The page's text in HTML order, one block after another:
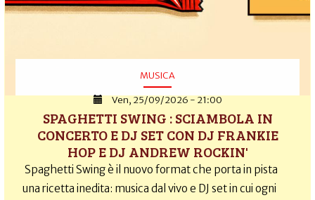
MUSICA
Ven, 25/09/2026 - 21:00
SPAGHETTI SWING : SCIAMBOLA IN
CONCERTO E DJ SET CON DJ FRANKIE
HOP E DJ ANDREW ROCKIN'
Spaghetti Swing è il nuovo format che porta in pista
una ricetta inedita: musica dal vivo e DJ set in cui ogni